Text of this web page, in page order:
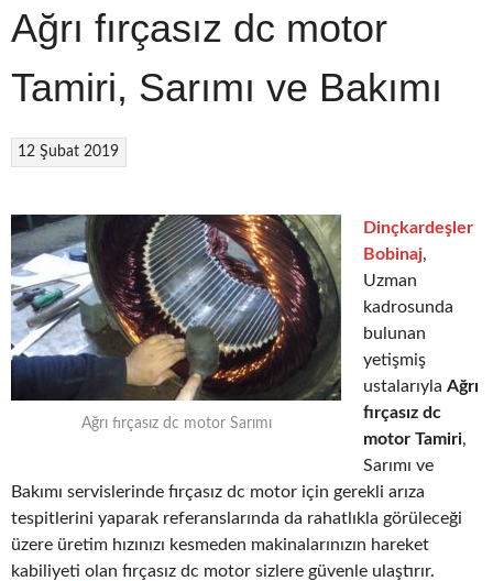
Ağrı fırçasız dc motor
Tamiri, Sarımı ve Bakımı
12 Şubat 2019
Ağrı fırçasız dc motor Sarımı
Dinçkardeşler
Bobinaj,
Uzman
kadrosunda
bulunan
yetişmiş
ustalarıyla Ağrı
fırçasız dc
motor Tamiri,
Sarımı ve
Bakımı servislerinde fırçasız dc motor için gerekli arıza
tespitlerini yaparak referanslarında da rahatlıkla görüleceği
üzere üretim hızınızı kesmeden makinalarınızın hareket
kabiliyeti olan fırçasız dc motor sizlere güvenle ulaştırır.